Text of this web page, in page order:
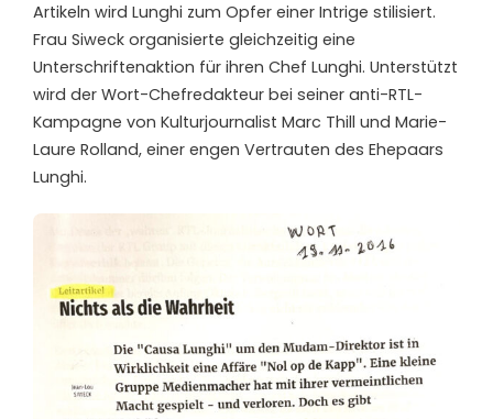
Artikeln wird Lunghi zum Opfer einer Intrige stilisiert.
Frau Siweck organisierte gleichzeitig eine
Unterschriftenaktion für ihren Chef Lunghi. Unterstützt
wird der Wort-Chefredakteur bei seiner anti-RTL-
Kampagne von Kulturjournalist Marc Thill und Marie-
Laure Rolland, einer engen Vertrauten des Ehepaars
Lunghi.